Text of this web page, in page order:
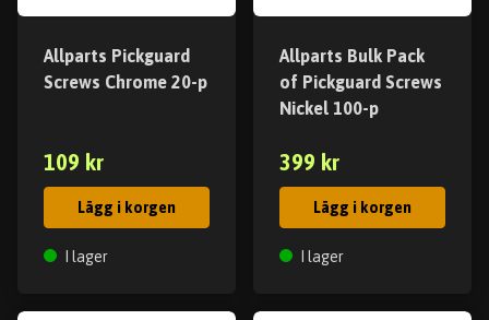
Allparts Pickguard
Screws Chrome 20-p
109 kr
Lägg i korgen
I lager
Allparts Bulk Pack
of Pickguard Screws
Nickel 100-p
399 kr
Lägg i korgen
I lager